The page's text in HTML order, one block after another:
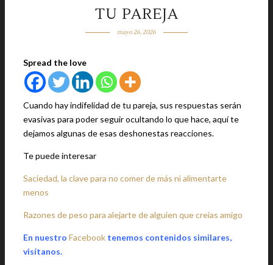
TU PAREJA
mayo 26, 2026
Spread the love
Cuando hay indifelidad de tu pareja, sus respuestas serán
evasivas para poder seguir ocultando lo que hace, aquí te
dejamos algunas de esas deshonestas reacciones.
Te puede interesar
Saciedad, la clave para no comer de más ni alimentarte
menos
Razones de peso para alejarte de alguien que creías amigo
En nuestro Facebook tenemos contenidos similares,
visítanos.